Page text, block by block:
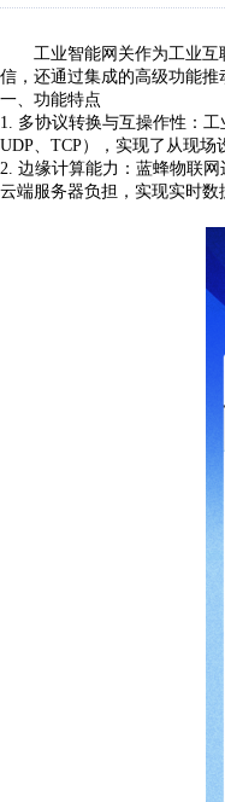
工业智能网关作为工业
信，还通过集成的高级功能推
一、 功能特点
1. 多协议转换与互操作性：
UDP、TCP），实现了从现场
2. 边缘计算能力： 蓝蜂物联网
云端服务器负担，实现实时